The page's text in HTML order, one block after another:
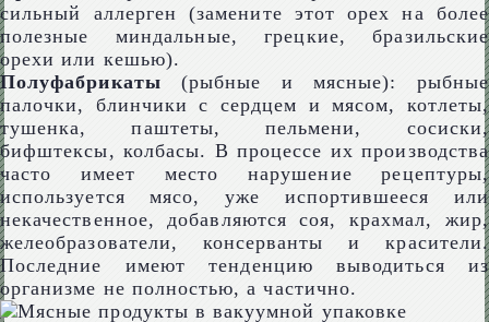
сильный аллерген (замените этот орех на более
полезные миндальные, грецкие, бразильские
орехи или кешью).
Полуфабрикаты (рыбные и мясные): рыбные
палочки, блинчики с сердцем и мясом, котлеты,
тушенка, паштеты, пельмени, сосиски,
бифштексы, колбасы. В процессе их производства
часто имеет место нарушение рецептуры,
используется мясо, уже испортившееся или
некачественное, добавляются соя, крахмал, жир,
желеобразователи, консерванты и красители.
Последние имеют тенденцию выводиться из
организме не полностью, а частично.